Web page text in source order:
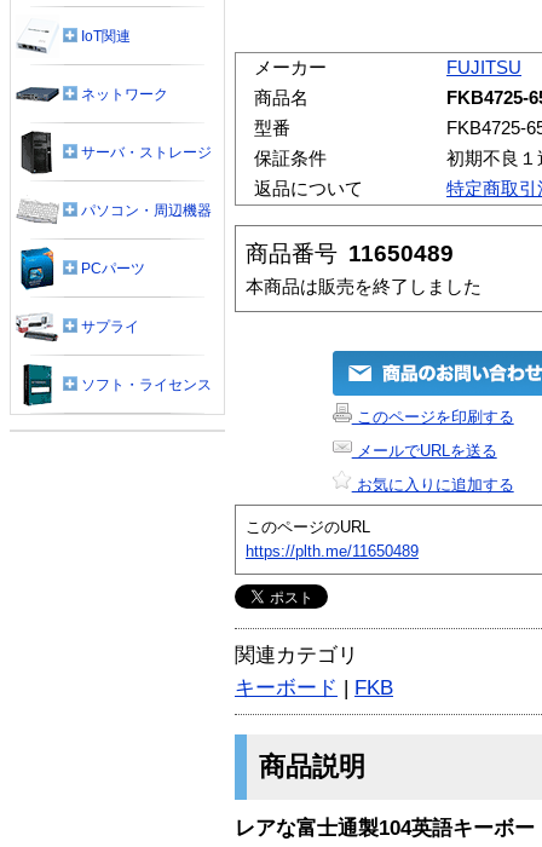
メーカー
FUJITSU
商品名
FKB4725-
型番
FKB4725-
保証条件
初期不良１
返品について
特定商取
商品番号 11650489
本商品は販売を終了しました
このページを印刷する
メールでURLを送る
お気に入りに追加する
このページのURL
https://plth.me/11650489
関連カテゴリ
キーボード | FKB
商品説明
レアな富士通製104英語キーボ
IoT関連
ネットワーク
サーバ・ストレージ
パソコン・周辺機器
PCパーツ
サプライ
ソフト・ライセンス